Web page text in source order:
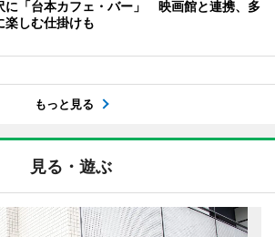
に「台本カフェ・バー」 映画館と連携、多
楽しむ仕掛けも
もっと見る
見る・遊ぶ